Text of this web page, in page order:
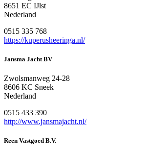
8651 EC IJlst
Nederland
0515 335 768
https://kuperusheeringa.nl/
Jansma Jacht BV
Zwolsmanweg 24-28
8606 KC Sneek
Nederland
0515 433 390
http://www.jansmajacht.nl/
Reen Vastgoed B.V.